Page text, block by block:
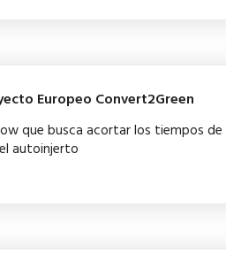
Europeo Convert2Green
que busca acortar los tiempos de
autoinjerto